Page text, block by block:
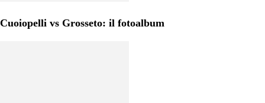
Cuoiopelli vs Grosseto: il fotoalbum